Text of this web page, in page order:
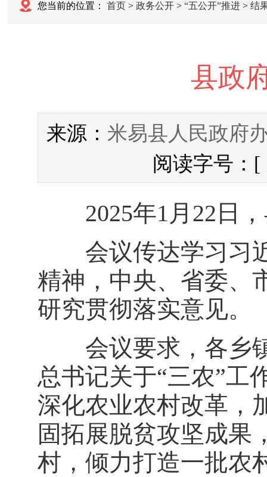
您当前的位置： 首页 > 政务公开 > “五公开”推进 > 结
县政
来源： 米易县人民政府
阅读字号：[
2025年1月22日，
会议传达学习习近
精神，中央、省委、
研究贯彻落实意见。
会议要求，各乡镇
总书记关于“三农”工
深化农业农村改革，
固拓展脱贫攻坚成果
村，倾力打造一批农